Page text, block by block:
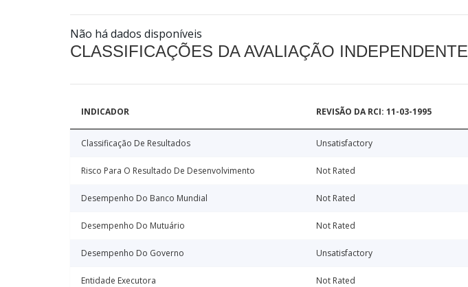
Não há dados disponíveis
CLASSIFICAÇÕES DA AVALIAÇÃO INDEPENDENTE
INDICADOR REVISÃO DA RCI: 11-03-1995
Classificação De Resultados Unsatisfactory
Risco Para O Resultado De Desenvolvimento Not Rated
Desempenho Do Banco Mundial Not Rated
Desempenho Do Mutuário Not Rated
Desempenho Do Governo Unsatisfactory
Entidade Executora Not Rated